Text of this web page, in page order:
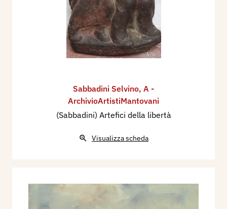
Sabbadini Selvino, A -
ArchivioArtistiMantovani
(Sabbadini) Artefici della libertà
Visualizza scheda